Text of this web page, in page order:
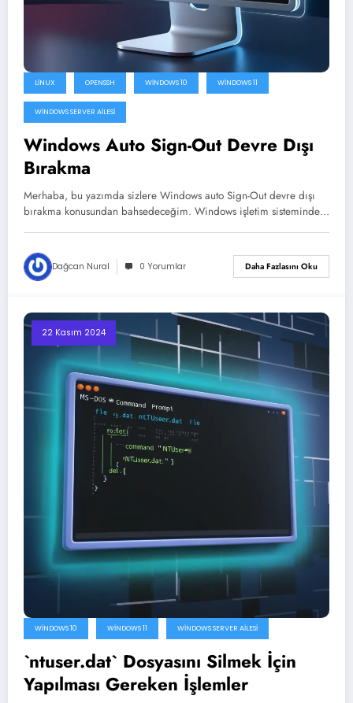
LINUX OPENSSH WINDOWS 10 WINDOWS 11
WINDOWS SERVER AILESI
Windows Auto Sign-Out Devre Dışı
Bırakma
Merhaba, bu yazımda sizlere Windows auto Sign-Out devre dışı
bırakma konusundan bahsedeceğim. Windows işletim sisteminde…
Dağcan Nural 0 Yorumlar Daha Fazlasını Oku
22 Kasım 2024
WINDOWS 10 WINDOWS 11 WINDOWS SERVER AILESI
`ntuser.dat` Dosyasını Silmek İçin
Yapılması Gereken İşlemler